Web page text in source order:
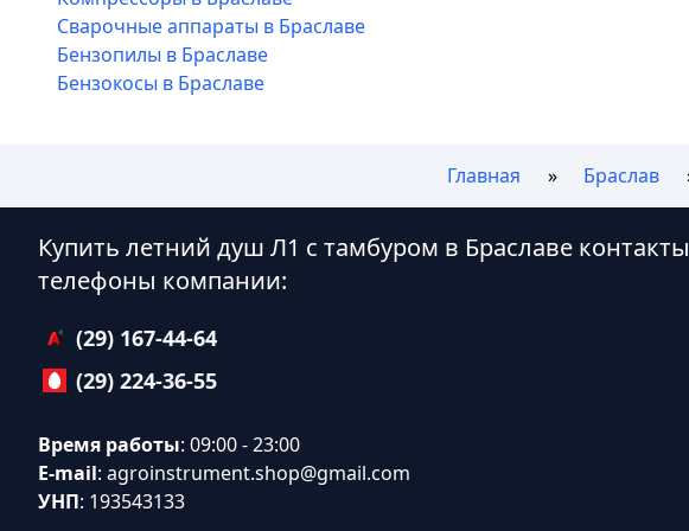
Сварочные аппараты в Браславе
Бензопилы в Браславе
Бензокосы в Браславе
Главная Браслав
Купить летний душ Л1 с тамбуром в Браславе контакты
телефоны компании:
(29) 167-44-64
(29) 224-36-55
Время работы: 09:00 - 23:00
E-mail: agroinstrument.shop@gmail.com
УНП: 193543133